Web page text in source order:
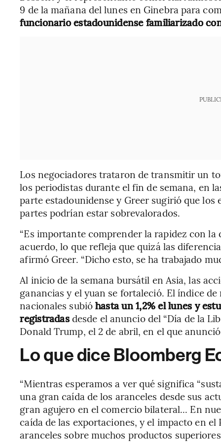
9 de la mañana del lunes en Ginebra para
funcionario estadounidense familiarizado
Los negociadores trataron de transmitir un
los periodistas durante el fin de semana, en
parte estadounidense y Greer sugirió que
partes podrían estar sobrevalorados.
“Es importante comprender la rapidez con la
acuerdo, lo que refleja que quizá las
afirmó Greer. “Dicho esto, se ha trabajado
Al inicio de la semana bursátil en Asia, las
ganancias y el yuan se fortaleció. El índice
nacionales subióhasta un 1,2% el lunes y
registradasdesde el anuncio del “Día de la
Donald Trump, el 2 de abril, en el que
Lo que dice Bloomberg
“Mientras esperamos a ver qué significa
una gran caída de los aranceles desde sus
gran agujero en el comercio bilateral... En
caída de las exportaciones, y el impacto en el
aranceles sobre muchos productos